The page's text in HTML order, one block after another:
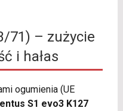
71) – zużycie
i hałas
ogumienia (UE
S1 evo3 K127